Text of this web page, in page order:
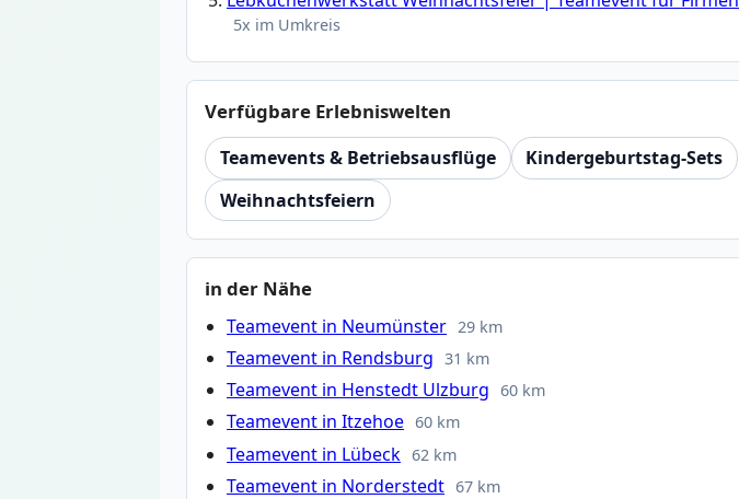
5x im Umkreis
Verfügbare Erlebniswelten
Teamevents & Betriebsausflüge
Kindergeburtstag-Sets
Weihnachtsfeiern
in der Nähe
Teamevent in Neumünster 29 km
Teamevent in Rendsburg 31 km
Teamevent in Henstedt Ulzburg 60 km
Teamevent in Itzehoe 60 km
Teamevent in Lübeck 62 km
Teamevent in Norderstedt 67 km